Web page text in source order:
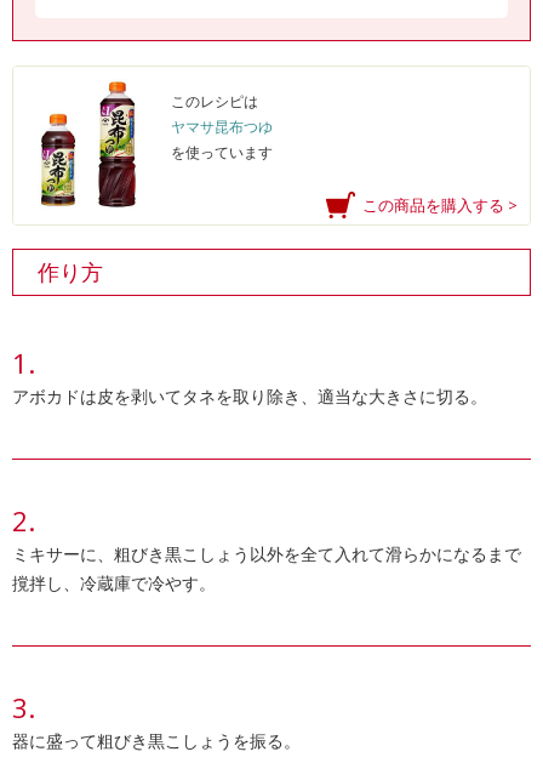
このレシピは
ヤマサ昆布つゆ
を使っています
この商品を購入する >
作り方
アボカドは皮を剥いてタネを取り除き、適当な大きさに切る。
ミキサーに、粗びき黒こしょう以外を全て入れて滑らかになるまで
撹拌し、冷蔵庫で冷やす。
器に盛って粗びき黒こしょうを振る。